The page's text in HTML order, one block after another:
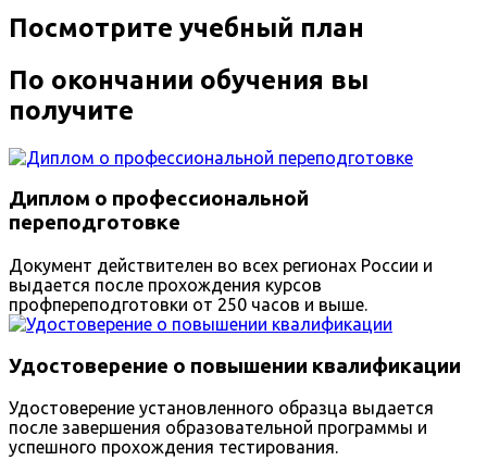
Посмотрите учебный план
По окончании обучения вы
получите
Диплом о профессиональной
переподготовке
Документ действителен во всех регионах России и
выдается после прохождения курсов
профпереподготовки от 250 часов и выше.
Удостоверение о повышении квалификации
Удостоверение установленного образца выдается
после завершения образовательной программы и
успешного прохождения тестирования.